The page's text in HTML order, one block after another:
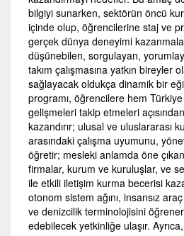
bilgiyi sunarken, sektörün öncü
içinde olup, öğrencilerine staj ve
gerçek dünya deneyimi
düşünebilen, sorgulayan,
takım çalışmasına yatkın bireyler
sağlayacak oldukça dinamik bir
programı, öğrencilere hem
gelişmeleri takip etmeleri
kazandırır; ulusal ve uluslararası
arasındaki çalışma uyumunu,
öğretir; mesleki anlamda öne
firmalar, kurum ve kuruluşlar, ve
ile etkili iletişim kurma becerisi
otonom sistem ağını, insansız
ve denizcilik terminolojisini
edebilecek yetkinliğe ulaşır.